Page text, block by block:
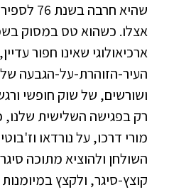
שהיא
אצלו. כשהוא טס במסוק
ארכיאולוגי שאינו חפור
העיר-הזוהרת-על-הגבעה
ושורשים, של שוק חופשי
רק בפגישה השלישית
מורי דרכו, על נורדאו
השולחן ולהוציא מתוכה
קוצץ-סיגר, ולקצץ